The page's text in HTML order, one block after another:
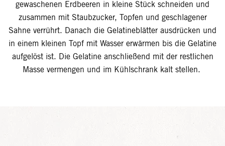
gewaschenen Erdbeeren in kleine Stück schneiden und
zusammen mit Staubzucker, Topfen und geschlagener
Sahne verrührt. Danach die Gelatineblätter ausdrücken und
in einem kleinen Topf mit Wasser erwärmen bis die Gelatine
aufgelöst ist. Die Gelatine anschließend mit der restlichen
Masse vermengen und im Kühlschrank kalt stellen.